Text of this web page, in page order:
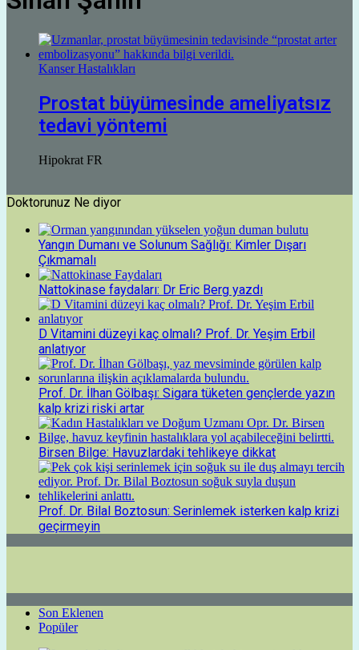
Kanser Hastalıkları
Prostat büyümesinde ameliyatsız
tedavi yöntemi
Hipokrat FR
Doktorunuz Ne diyor
Yangın Dumanı ve Solunum Sağlığı: Kimler Dışarı
Çıkmamalı
Nattokinase faydaları: Dr Eric Berg yazdı
D Vitamini düzeyi kaç olmalı? Prof. Dr. Yeşim Erbil
anlatıyor
Prof. Dr. İlhan Gölbaşı: Sigara tüketen gençlerde yazın
kalp krizi riski artar
Birsen Bilge: Havuzlardaki tehlikeye dikkat
Prof. Dr. Bilal Boztosun: Serinlemek isterken kalp krizi
geçirmeyin
Son Eklenen
Popüler